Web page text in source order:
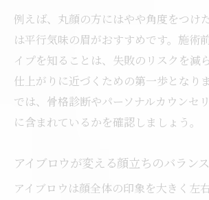
例えば、丸顔の方にはやや角度をつけ
は平行気味の眉がおすすめです。施術
イプを知ることは、失敗のリスクを減
仕上がりに近づくための第一歩となり
では、骨格診断やパーソナルカウンセ
に含まれているかを確認しましょう。
アイブロウが変える顔立ちのバラン
アイブロウは顔全体の印象を大きく左